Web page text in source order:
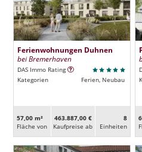
Ferienwohnungen Duhnen
bei Bremerhaven
DAS Immo Rating
Kategorien
Ferien, Neubau
57,00 m²
Fläche von
463.887,00 €
Kaufpreise ab
8
Ein­heiten